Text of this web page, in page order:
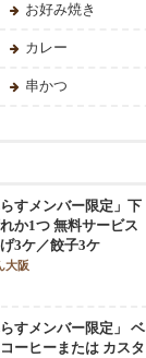
お好み焼き
カレー
串かつ
らすメンバー限定」下
か1つ 無料サービス
3ケ／餃子3ケ
大阪
らすメンバー限定」 ベ
コーヒーまたは カスタ